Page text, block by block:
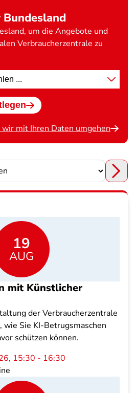
um die Angebote und
Verbraucherzentrale zu
mit Ihren Daten umgehen
19
AUG
mit Künstlicher
der Verbraucherzentrale
wie Sie KI-Betrugsmaschen
schützen können.
15:30 - 16:30